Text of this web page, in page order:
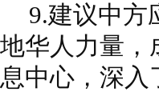
9.建议中方
地华人力量，
息中心，深入